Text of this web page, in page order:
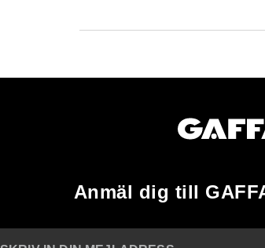
Anmäl dig till